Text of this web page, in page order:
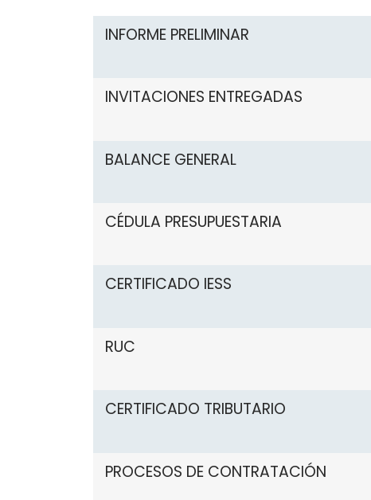
INFORME PRELIMINAR
INVITACIONES ENTREGADAS
BALANCE GENERAL
CÉDULA PRESUPUESTARIA
CERTIFICADO IESS
RUC
CERTIFICADO TRIBUTARIO
PROCESOS DE CONTRATACIÓN